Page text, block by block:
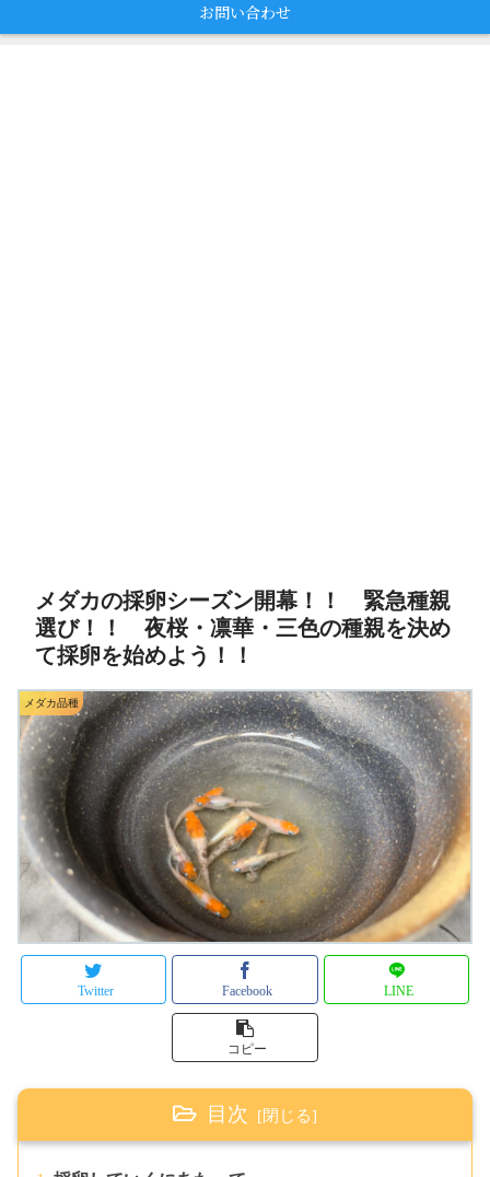
お問い合わせ
メダカの採卵シーズン開幕！！ 緊急種親
選び！！ 夜桜・凛華・三色の種親を決め
て採卵を始めよう！！
メダカ品種
Twitter Facebook LINE
コピー
目次